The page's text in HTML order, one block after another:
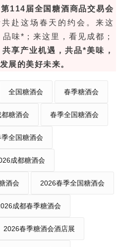
第114届全国糖酒商品交易会
赴这场春天的约会。来这
味*；来这里，看见成都；
共享产业机遇，共品*美味，
展的美好未来。
全国糖酒会 春季糖酒会
糖酒会 春季全国糖酒会
季全国糖酒会
成都糖酒会
酒会 2026春季全国糖酒会
成都春季糖酒会
2026春季糖酒会酒店展